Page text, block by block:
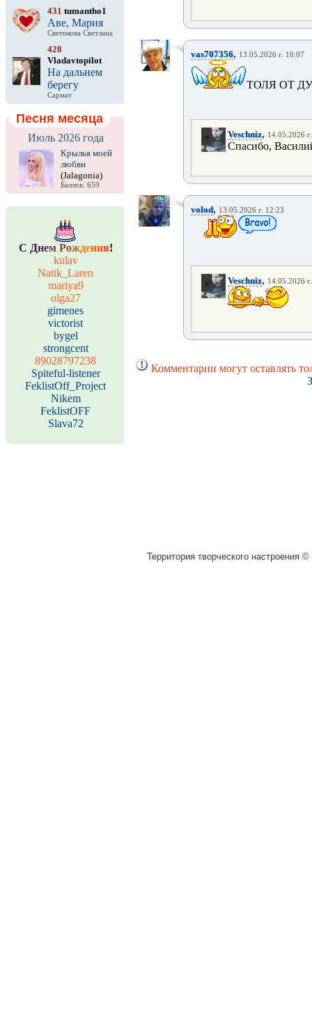
431 tumantho1
Аве, Мария
Светикова Светлана
428
Vladavtopilot
На дальнем
берегу
Сармат
Песня месяца
Июль 2026 года
Крылья моей
любви
(Jalagonia)
Баллов: 659
С Днем Рождения!
kulav
Natik_Laren
mariya9
olga27
gimenes
victorist
bygel
strongcent
89028797238
Spiteful-listener
FeklistOff_Project
Nikem
FeklistOFF
Slava72
vas707356, 13.05.2026 г. 10:07
ТОЛЯ ОТ
Veschniz, 14.05.2026
Спасибо,
volod, 13.05.2026 г. 12:23
Veschniz, 14.05.2026
Комментарии могут оставлять
Территория творческого настроения